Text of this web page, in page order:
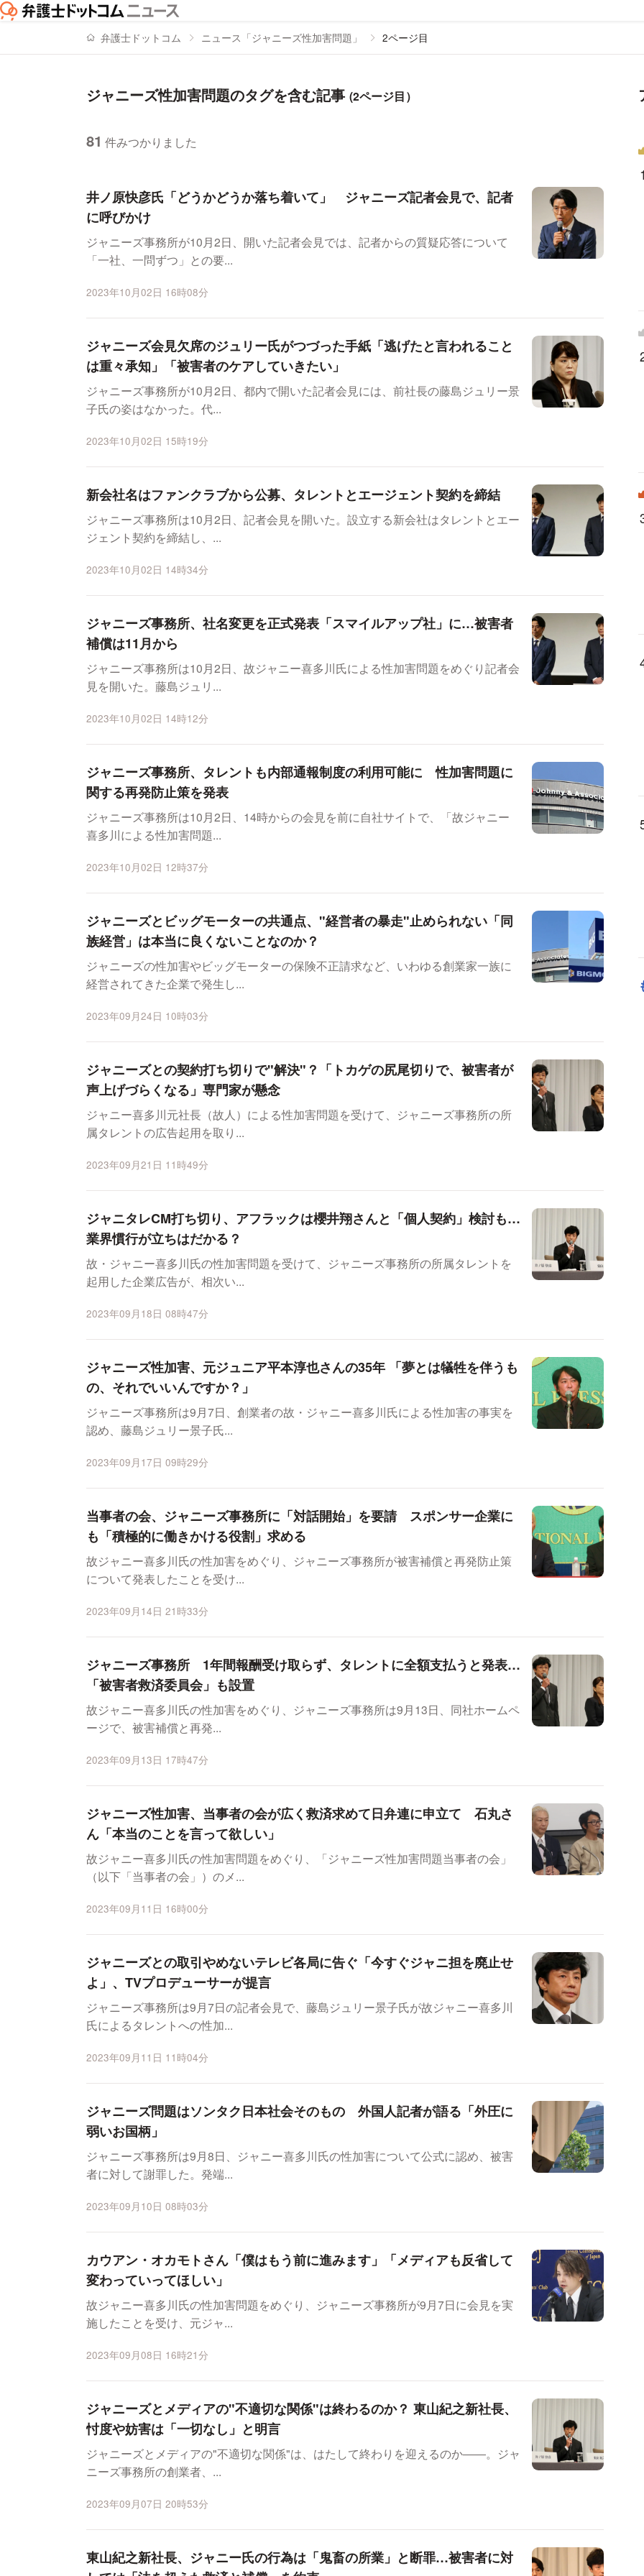
弁護士ドットコム ニュース「ジャニーズ性加害問題」 2ページ目
ジャニーズ性加害問題のタグを含む記事 (2ページ目）
81 件みつかりました
井ノ原快彦氏「どうかどうか落ち着いて」 ジャニーズ記者会見で、記者
に呼びかけ
ジャニーズ事務所が10月2日、開いた記者会見では、記者からの質疑応答について
「一社、一問ずつ」との要...
2023年10月02日 16時08分
ジャニーズ会見欠席のジュリー氏がつづった手紙「逃げたと言われること
は重々承知」「被害者のケアしていきたい」
ジャニーズ事務所が10月2日、都内で開いた記者会見には、前社長の藤島ジュリー景
子氏の姿はなかった。代...
2023年10月02日 15時19分
新会社名はファンクラブから公募、タレントとエージェント契約を締結
ジャニーズ事務所は10月2日、記者会見を開いた。設立する新会社はタレントとエー
ジェント契約を締結し、...
2023年10月02日 14時34分
ジャニーズ事務所、社名変更を正式発表「スマイルアップ社」に…被害者
補償は11月から
ジャニーズ事務所は10月2日、故ジャニー喜多川氏による性加害問題をめぐり記者会
見を開いた。藤島ジュリ...
2023年10月02日 14時12分
ジャニーズ事務所、タレントも内部通報制度の利用可能に 性加害問題に
関する再発防止策を発表
ジャニーズ事務所は10月2日、14時からの会見を前に自社サイトで、「故ジャニー
喜多川による性加害問題...
2023年10月02日 12時37分
ジャニーズとビッグモーターの共通点、"経営者の暴走"止められない「同
族経営」は本当に良くないことなのか？
ジャニーズの性加害やビッグモーターの保険不正請求など、いわゆる創業家一族に
経営されてきた企業で発生し...
2023年09月24日 10時03分
ジャニーズとの契約打ち切りで"解決"？「トカゲの尻尾切りで、被害者が
声上げづらくなる」専門家が懸念
ジャニー喜多川元社長（故人）による性加害問題を受けて、ジャニーズ事務所の所
属タレントの広告起用を取り...
2023年09月21日 11時49分
ジャニタレCM打ち切り、アフラックは櫻井翔さんと「個人契約」検討も…
業界慣行が立ちはだかる？
故・ジャニー喜多川氏の性加害問題を受けて、ジャニーズ事務所の所属タレントを
起用した企業広告が、相次い...
2023年09月18日 08時47分
ジャニーズ性加害、元ジュニア平本淳也さんの35年 「夢とは犠牲を伴うも
の、それでいいんですか？」
ジャニーズ事務所は9月7日、創業者の故・ジャニー喜多川氏による性加害の事実を
認め、藤島ジュリー景子氏...
2023年09月17日 09時29分
当事者の会、ジャニーズ事務所に「対話開始」を要請 スポンサー企業に
も「積極的に働きかける役割」求める
故ジャニー喜多川氏の性加害をめぐり、ジャニーズ事務所が被害補償と再発防止策
について発表したことを受け...
2023年09月14日 21時33分
ジャニーズ事務所 1年間報酬受け取らず、タレントに全額支払うと発表…
「被害者救済委員会」も設置
故ジャニー喜多川氏の性加害をめぐり、ジャニーズ事務所は9月13日、同社ホームペ
ージで、被害補償と再発...
2023年09月13日 17時47分
ジャニーズ性加害、当事者の会が広く救済求めて日弁連に申立て 石丸さ
ん「本当のことを言って欲しい」
故ジャニー喜多川氏の性加害問題をめぐり、「ジャニーズ性加害問題当事者の会」
（以下「当事者の会」）のメ...
2023年09月11日 16時00分
ジャニーズとの取引やめないテレビ各局に告ぐ「今すぐジャニ担を廃止せ
よ」、TVプロデューサーが提言
ジャニーズ事務所は9月7日の記者会見で、藤島ジュリー景子氏が故ジャニー喜多川
氏によるタレントへの性加...
2023年09月11日 11時04分
ジャニーズ問題はソンタク日本社会そのもの 外国人記者が語る「外圧に
弱いお国柄」
ジャニーズ事務所は9月8日、ジャニー喜多川氏の性加害について公式に認め、被害
者に対して謝罪した。発端...
2023年09月10日 08時03分
カウアン・オカモトさん「僕はもう前に進みます」「メディアも反省して
変わっていってほしい」
故ジャニー喜多川氏の性加害問題をめぐり、ジャニーズ事務所が9月7日に会見を実
施したことを受け、元ジャ...
2023年09月08日 16時21分
ジャニーズとメディアの"不適切な関係"は終わるのか？ 東山紀之新社長、
忖度や妨害は「一切なし」と明言
ジャニーズとメディアの"不適切な関係"は、はたして終わりを迎えるのか――。ジャ
ニーズ事務所の創業者、...
2023年09月07日 20時53分
東山紀之新社長、ジャニー氏の行為は「鬼畜の所業」と断罪…被害者に対